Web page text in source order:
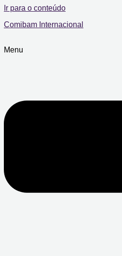
Ir para o conteúdo
Comibam Internacional
Menu